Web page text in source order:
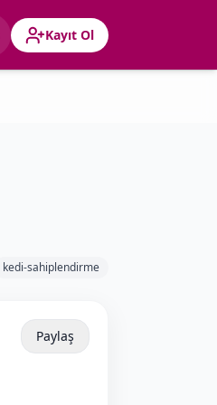
Kayıt Ol
Kayıt Ol
kedi-sahiplendirme
Paylaş